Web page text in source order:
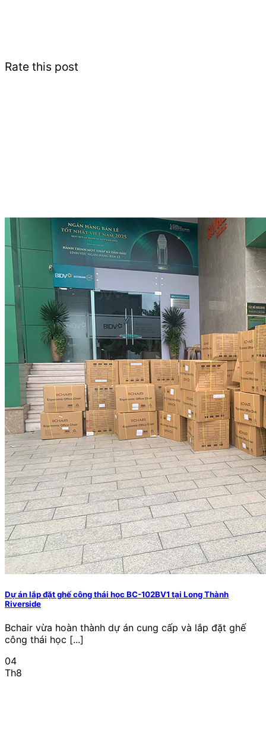
Rate this post
Dự án lắp đặt ghế công thái học BC-102BV1 tại Long Thành
Riverside
Bchair vừa hoàn thành dự án cung cấp và lắp đặt ghế
công thái học [...]
04
Th8